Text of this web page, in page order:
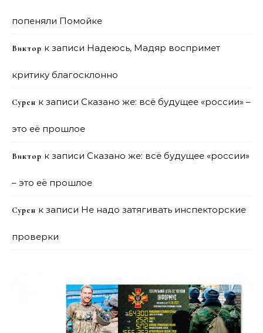
попеняли Помойке
Виктор к записи Надеюсь, Мадяр воспримет
критику благосклонно
Сурен к записи Сказано же: всё будущее «россии» –
это её прошлое
Виктор к записи Сказано же: всё будущее «россии»
– это её прошлое
Сурен к записи Не надо затягивать инспекторские
проверки